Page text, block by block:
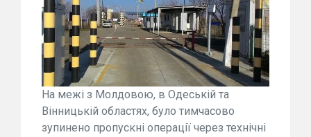
На межі з Молдовою, в Одеській та
Вінницькій областях, було тимчасово
зупинено пропускні операції через технічні